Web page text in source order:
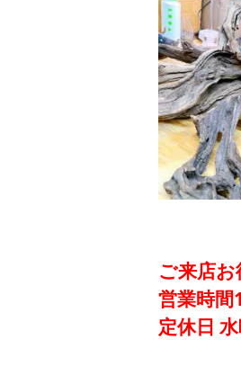
ご来店お
営業時間
定休日